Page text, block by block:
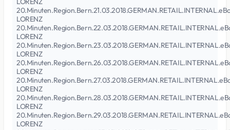
LORENZ
LORENZ
LORENZ
LORENZ
LORENZ
LORENZ
LORENZ